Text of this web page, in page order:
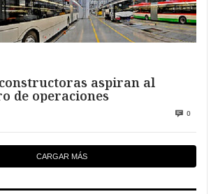
aspiran al
de operaciones
0
CARGAR MÁS